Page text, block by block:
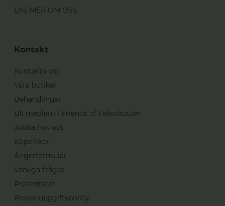
LÄS MER OM OSS
Kontakt
Kontakta oss
Våra butiker
Behandlingar
Bli medlem i Friends of Hälsokosten
Jobba hos oss
Köpvillkor
Ångerformulär
Vanliga frågor
Presentkort
Personuppgiftspolicy